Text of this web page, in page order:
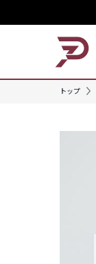
トップ